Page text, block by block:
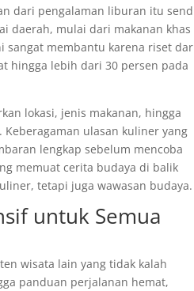
dari pengalaman liburan itu
daerah, mulai dari makanan khas
sangat membantu karena riset
hingga lebih dari 30 persen pada
lokasi, jenis makanan, hingga
ulasan kuliner yang
lengkap sebelum mencoba
memuat cerita budaya di balik
tetapi juga wawasan budaya.
untuk Semua
wisata lain yang tidak kalah
panduan perjalanan hemat,